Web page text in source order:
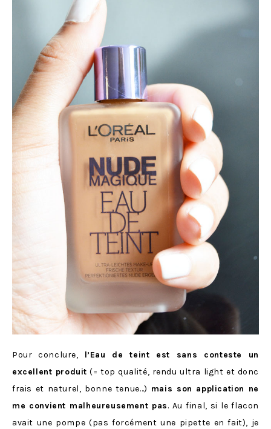
Pour conclure, l’Eau de teint est sans conteste un
excellent produit (= top qualité, rendu ultra light et donc
frais et naturel, bonne tenue…) mais son application ne
me convient malheureusement pas. Au final, si le flacon
avait une pompe (pas forcément une pipette en fait), je